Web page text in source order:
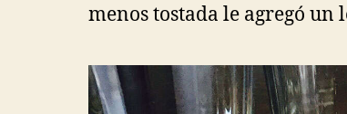
menos tostada le agregó